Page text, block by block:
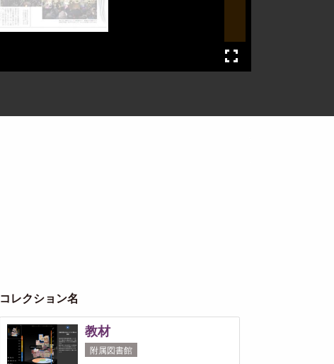
コレクション名
教材
附属図書館